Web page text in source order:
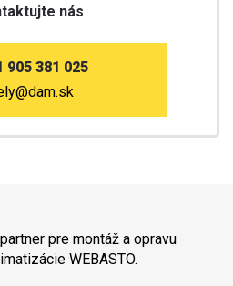
nás
905 381 025
pre montáž a opravu
WEBASTO.